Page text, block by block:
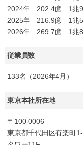
2024年 202.4億 1兆
2025年 216.9億 1兆
2026年 269.7億 1兆
従業員数
133名（2026年4月）
東京本社所在地
〒100-0006
東京都千代田区有楽町